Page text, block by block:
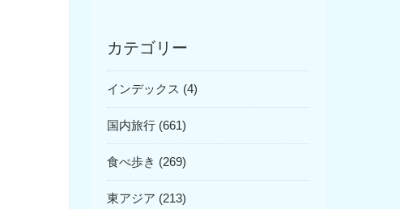
カテゴリー
インデックス (4)
国内旅行 (661)
食べ歩き (269)
東アジア (213)